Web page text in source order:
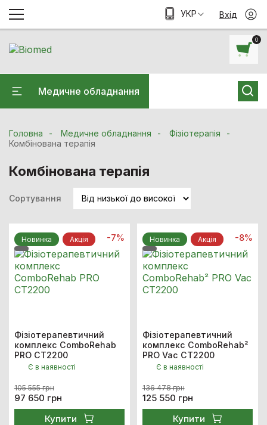
0
Медичне обладнання
УКР Вхід
Головна Медичне обладнання
Фізіотерапія
Комбінована терапія
Комбінована терапія
Сортування
Новинка Акцiя -7%
Фізіотерапевтичний
комплекс ComboRehab
PRO CT2200
Є в наявності
105 555 грн
97 650 грн
Купити
Новинка Акцiя -8%
Фізіотерапевтичний
комплекс ComboRehab²
PRO Vac CT2200
Є в наявності
136 478 грн
125 550 грн
Купити